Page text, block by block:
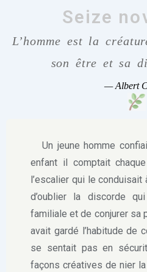
Seize
L’homme est la
son être et sa
—Albert
Un jeune homme
enfant il comptait
l’escalier qui le conduisait
d’oublier la discorde
familiale et de conjurer sa
avait gardé l’habitude de
se sentait pas en
façons créatives de nier